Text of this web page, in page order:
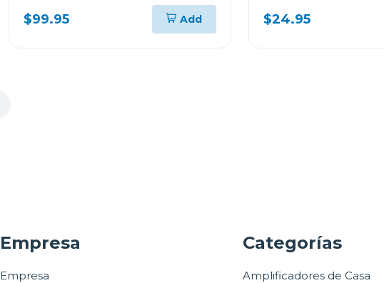
canon sdf926
$99.95 Add $24.95
Empresa
Empresa
Categorías
Amplificadores de Casa